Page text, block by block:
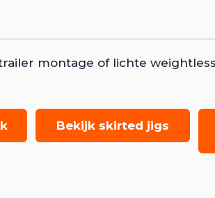
montage of lichte
Bekijk skirted jigs